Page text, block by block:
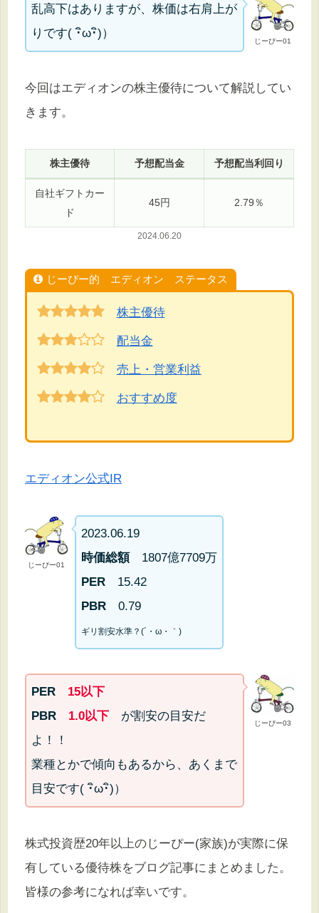
じーぴー01
乱高下はありますが、株価は右肩上が
りです( ･ิω･ิ)）
今回はエディオンの株主優待について解説してい
きます。
株主優待 予想配当金 予想配当利回り
自社ギフトカー
ド
45円 2.79％
2024.06.20
じーぴー的 エディオン ステータス
株主優待
配当金
売上・営業利益
おすすめ度
エディオン公式IR
じーぴー01
2023.06.19
時価総額1807億7709万
PER 15.42
PBR 0.79
ギリ割安水準 ？(´・ω・｀)
じーぴー03
PER
15以下
PBR
1.0以下 が割安の目安だ
よ！！
業種とかで傾向もあるから、あくまで
目安です( ･ิω･ิ)）
株式投資歴20年以上のじーぴー(家族)が実際に保
有している優待株をブログ記事にまとめました。
皆様の参考になれば幸いです。